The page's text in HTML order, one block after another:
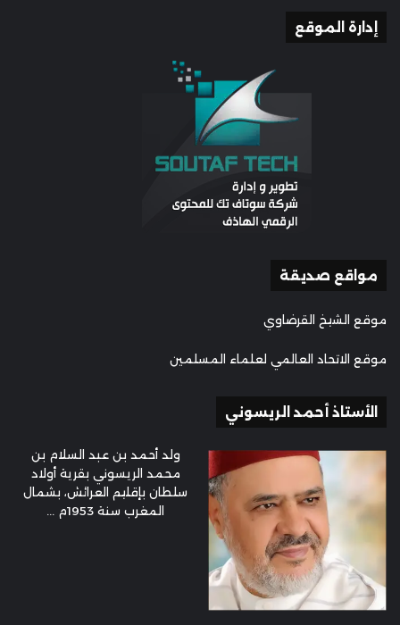
إدارة الموقع
مواقع صديقة
موقع الشيخ القرضاوي
موقع الاتحاد العالمي لعلماء المسلمين
الأستاذ أحمد الريسوني
ولد أحمد بن عبد السلام بن
محمد الريسوني بقرية أولاد
سلطان بإقليم العرائش، بشمال
المغرب سنة 1953م ...